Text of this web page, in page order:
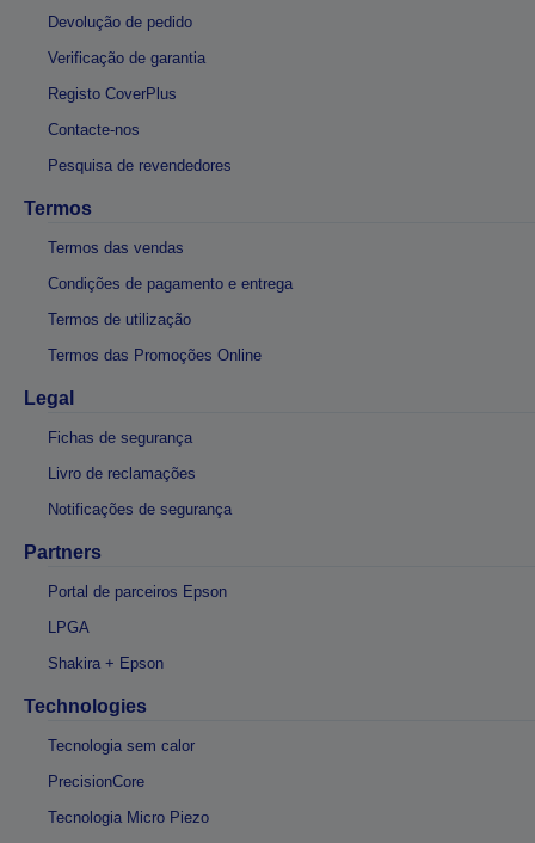
Devolução de pedido
Verificação de garantia
Registo CoverPlus
Contacte-nos
Pesquisa de revendedores
Termos
Termos das vendas
Condições de pagamento e entrega
Termos de utilização
Termos das Promoções Online
Legal
Fichas de segurança
Livro de reclamações
Notificações de segurança
Partners
Portal de parceiros Epson
LPGA
Shakira + Epson
Technologies
Tecnologia sem calor
PrecisionCore
Tecnologia Micro Piezo